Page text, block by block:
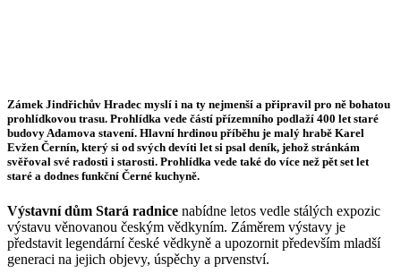
Zámek Jindřichův Hradec myslí i na ty nejmenší a připravil pro ně bohatou
prohlídkovou trasu. Prohlídka vede částí přízemního podlaží 400 let staré
budovy Adamova stavení. Hlavní hrdinou příběhu je malý hrabě Karel
Evžen Černín, který si od svých devíti let si psal deník, jehož stránkám
svěřoval své radosti i starosti. Prohlídka vede také do více než pět set let
staré a dodnes funkční Černé kuchyně.
Výstavní dům Stará radnice nabídne letos vedle stálých expozic
výstavu věnovanou českým vědkyním. Záměrem výstavy je
představit legendární české vědkyně a upozornit především mladší
generaci na jejich objevy, úspěchy a prvenství.